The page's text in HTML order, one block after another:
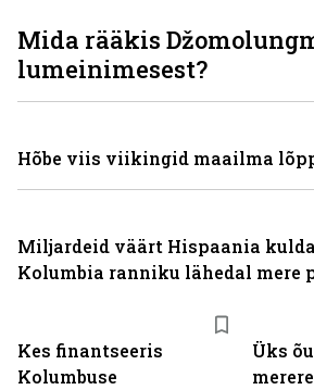
Kes finantseeris
Kolumbuse
Üks
Mida rääkis
lumeinimesest?
Hõbe viis viikingid maailma
Miljardeid väärt Hispaania
Kolumbia ranniku lähedal mere